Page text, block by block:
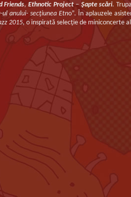
Friends,Ethnotic Project – Şapte scări.
ul anului- secţiunea Etno”. În aplauzele
2015, o inspirată selecţie de miniconcerte